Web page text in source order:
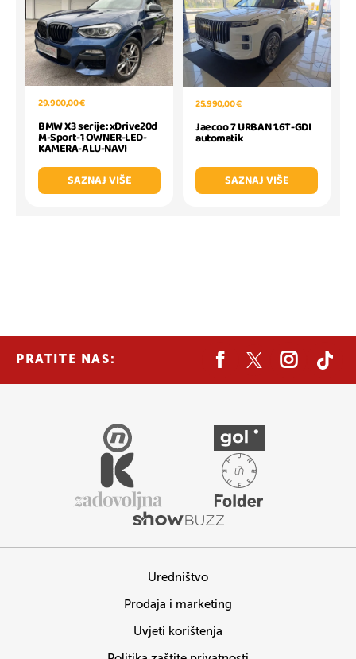
29.900,00 €
BMW X3 serije: xDrive20d
M-Sport-1 OWNER-LED-
KAMERA-ALU-NAVI
SAZNAJ VIŠE
25.990,00 €
Jaecoo 7 URBAN 1.6T-GDI
automatik
SAZNAJ VIŠE
PRATITE NAS:
Uredništvo
Prodaja i marketing
Uvjeti korištenja